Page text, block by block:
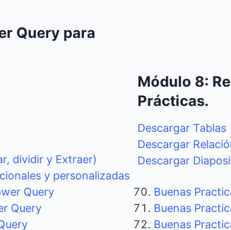
Query para
dividir y Extraer)
y personalizadas
Query
Query
Módulo 8:
Prácticas.
Descargar Tablas
Descargar
Descargar
Buenas
Buenas
Buenas